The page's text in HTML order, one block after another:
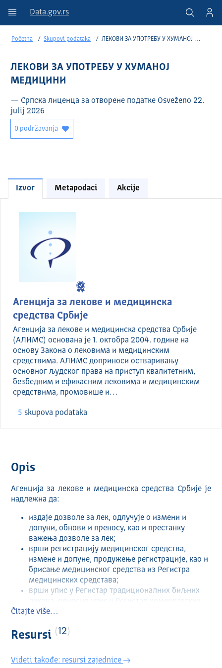
Data.gov.rs
Početna Skupovi podataka ЛЕКОВИ ЗА УПОТРЕБУ У ХУМАНОЈ МЕДИЦИНИ
ЛЕКОВИ ЗА УПОТРЕБУ У ХУМАНОЈ
МЕДИЦИНИ
— Српска лиценца за отворене податке Osveženo 22.
julij 2026
0 podržavanja
Izvor Metapodaci Akcije
Агенција за лекове и медицинска
средства Србије
Агенција за лекове и медицинска средства Србије
(АЛИМС) основана је 1. октобра 2004. године на
основу Закона о лековима и медицинским
средствима. АЛИМС доприноси остваривању
основног људског права на приступ квалитетним,
безбедним и ефикасним лековима и медицинским
средствима, промовише и…
5 skupova podataka
Opis
Агенција за лекове и медицинска средства Србије је
надлежна да:
издаје дозволе за лек, одлучује о измени и
допуни, обнови и преносу, као и престанку
важења дозволе за лек;
врши регистрацију медицинског средства,
измене и допуне, продужење регистрације, као и
брисање медицинског средства из Регистра
медицинских средстава;
врши упис у Регистар традиционалних биљних
лекова, односно упис у Регистар хомеопатских
лекова;
испитивања лека и медицинског средства,
лекова, доноси одлуке у вези с пријавом
Čitajte više…
Resursi 12
Videti takođe: resursi zajednice